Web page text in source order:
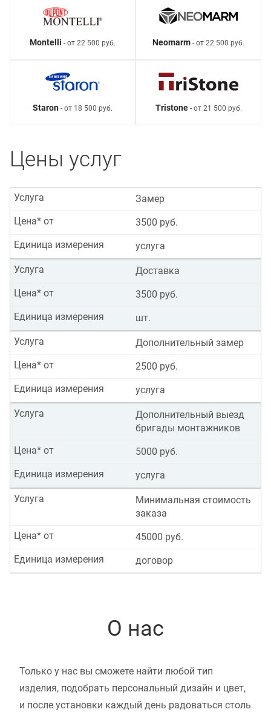
Montelli - от 22 500 руб. Neomarm - от 22 500 руб.
Staron - от 18 500 руб. Tristone- от 21 500 руб.
Цены услуг
Замер
Услуга
3500 руб.
Цена* от
услуга
Единица измерения
Доставка
Услуга
3500 руб.
Цена* от
шт.
Единица измерения
Дополнительный замер
Услуга
2500 руб.
Цена* от
услуга
Единица измерения
Дополнительный выезд
бригады монтажников
Услуга
5000 руб.
Цена* от
услуга
Единица измерения
Минимальная стоимость
заказа
Услуга
45000 руб.
Цена* от
договор
Единица измерения
О нас
Только у нас вы сможете найти любой тип
изделия, подобрать персональный дизайн и цвет,
и после установки каждый день радоваться столь